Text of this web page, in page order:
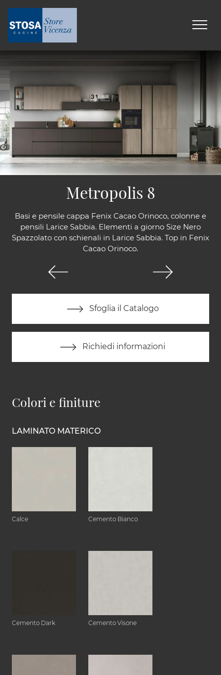
Basi e pensile cappa Fenix Cacao Orinoco, colonne e
pensili Larice Sabbia. Elementi a giorno Size Nero
Spazzolato con schienali in Larice Sabbia. Top in Fenix
Cacao Orinoco.
Sfoglia il Catalogo
Richiedi informazioni
Metropolis 8
Colori e finiture
LAMINATO MATERICO
Calce Cemento Bianco
Cemento Dark Cemento Visone